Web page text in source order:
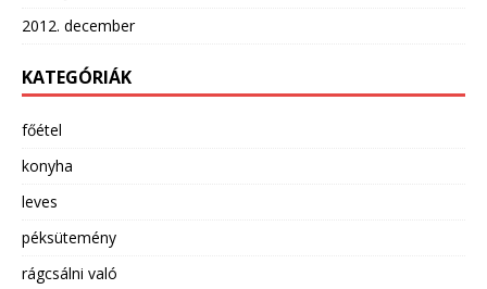
2012. december
KATEGÓRIÁK
főétel
konyha
leves
péksütemény
rágcsálni való